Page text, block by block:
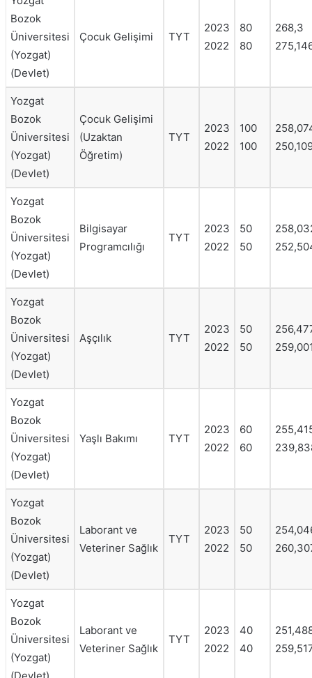
Bozok
Üniversitesi
(Yozgat)
(Devlet)
Çocuk Gelişimi TYT
2023
2022
80
80
268,3
Yozgat
Bozok
Üniversitesi
(Yozgat)
(Devlet)
Çocuk Gelişimi
(Uzaktan
Öğretim)
TYT
2023
2022
100
100
Yozgat
Bozok
Üniversitesi
(Yozgat)
(Devlet)
Bilgisayar
Programcılığı
TYT
2023
2022
50
50
Yozgat
Bozok
Üniversitesi
(Yozgat)
(Devlet)
Aşçılık TYT
2023
2022
50
50
Yozgat
Bozok
Üniversitesi
(Yozgat)
(Devlet)
Yaşlı Bakımı TYT
2023
2022
60
60
Yozgat
Bozok
Üniversitesi
(Yozgat)
(Devlet)
Laborant ve
Veteriner Sağlık
TYT
2023
2022
50
50
Yozgat
Bozok
Üniversitesi
(Yozgat)
Laborant ve
Veteriner Sağlık
TYT
2023
2022
40
40